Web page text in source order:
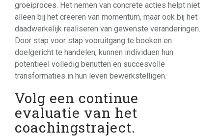
groeiproces. Het nemen van concrete acties helpt niet
alleen bij het creëren van momentum, maar ook bij het
daadwerkelijk realiseren van gewenste veranderingen.
Door stap voor stap vooruitgang te boeken en
doelgericht te handelen, kunnen individuen hun
potentieel volledig benutten en succesvolle
transformaties in hun leven bewerkstelligen.
Volg een continue
evaluatie van het
coachingstraject.